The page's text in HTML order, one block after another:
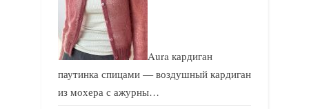
Aura кардиган
паутинка спицами — воздушный кардиган
из мохера с ажурны…